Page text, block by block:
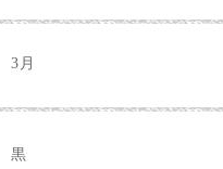
3月
黒